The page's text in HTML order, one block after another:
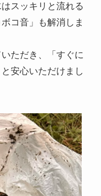
スッキリと流れる
コ音」も解消しま
ただき、「すぐに
安心いただけまし